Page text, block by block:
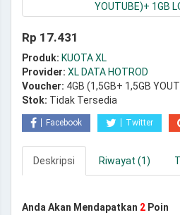
Rp 17.431
Produk: KUOTA XL
Provider: XL DATA HOTROD
Voucher: 4GB (1,5GB+ 1,5GB
Stok: Tidak Tersedia
Facebook Twitter
Deskripsi Riwayat (1)
Anda Akan Mendapatkan 2 Poin